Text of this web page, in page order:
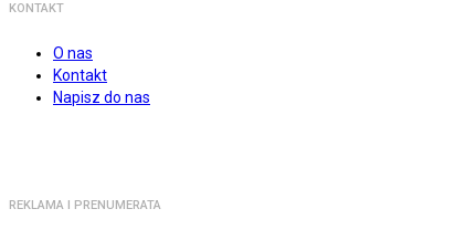
KONTAKT
O nas
Kontakt
Napisz do nas
REKLAMA I PRENUMERATA